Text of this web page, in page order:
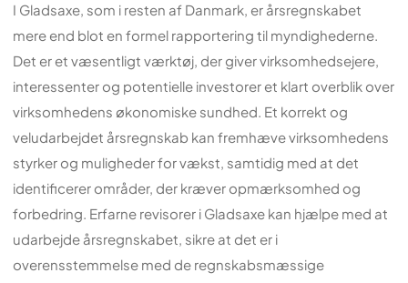
I Gladsaxe, som i resten af Danmark, er årsregnskabet
mere end blot en formel rapportering til myndighederne.
Det er et væsentligt værktøj, der giver virksomhedsejere,
interessenter og potentielle investorer et klart overblik over
virksomhedens økonomiske sundhed. Et korrekt og
veludarbejdet årsregnskab kan fremhæve virksomhedens
styrker og muligheder for vækst, samtidig med at det
identificerer områder, der kræver opmærksomhed og
forbedring. Erfarne revisorer i Gladsaxe kan hjælpe med at
udarbejde årsregnskabet, sikre at det er i
overensstemmelse med de regnskabsmæssige